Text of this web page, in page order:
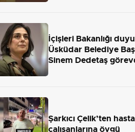
İçişleri Bakanlığı
Üsküdar Belediye
Sinem Dedetaş
Şarkıcı Çelik’ten
çalışanlarına övgü